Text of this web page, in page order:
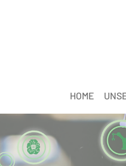
HOME